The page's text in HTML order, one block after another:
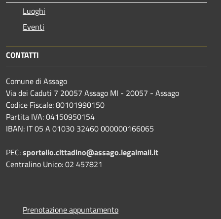
Luoghi
Eventi
CONTATTI
Comune di Assago
Via dei Caduti 7 20057 Assago MI - 20057 - Assago
Codice Fiscale: 80101990150
Partita IVA: 04150950154
IBAN: IT 05 A 01030 32460 000000166065
PEC:sportello.cittadino@assago.legalmail.it
Centralino Unico: 02 457821
Prenotazione appuntamento